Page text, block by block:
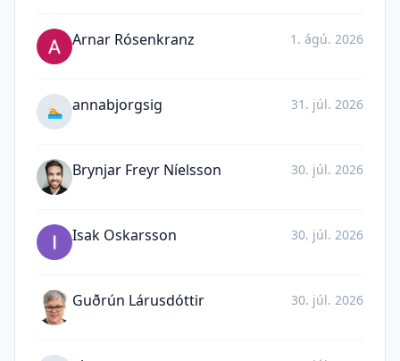
Arnar Rósenkranz 1. ágú. 2026
🏊 annabjorgsig 31. júl. 2026
Brynjar Freyr Níelsson 30. júl. 2026
Isak Oskarsson 30. júl. 2026
Guðrún Lárusdóttir 30. júl. 2026